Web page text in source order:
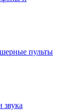
пульты
звука